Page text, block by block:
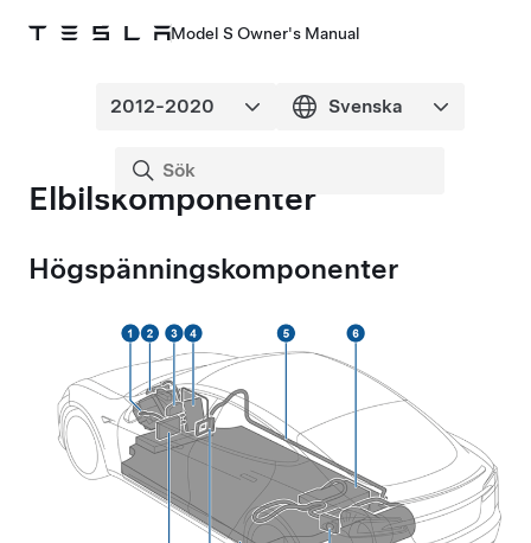
Model S Owner's Manual
Elbilskomponenter
Högspänningskomponenter